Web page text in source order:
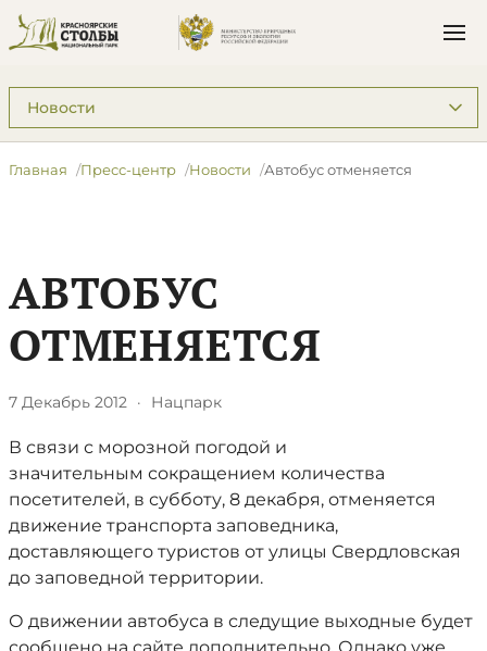
Подразделы: Пресс-центр
Главная Пресс-центр Новости Автобус отменяется
АВТОБУС
ОТМЕНЯЕТСЯ
7 Декабрь 2012 · Нацпарк
В связи с морозной погодой и
значительным сокращением количества
посетителей, в субботу, 8 декабря, отменяется
движение транспорта заповедника,
доставляющего туристов от улицы Свердловская
до заповедной территории.
О движении автобуса в следущие выходные будет